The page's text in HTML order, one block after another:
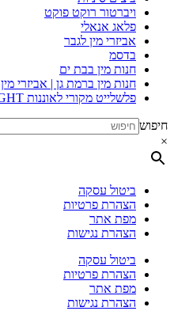
ויברטור רוקט פוקט
פלאג אנאלי
אביזרי מין לגבר
בדסמ
חנות מין בבת ים
חנות מין ברמת גן | אביזרי מין
פלשלייט מקורי לאוננות FLESHLIGHT
חיפוש
×
ביטול עסקה
הצהרת פרטיות
מפת אתר
הצהרת נגישות
ביטול עסקה
הצהרת פרטיות
מפת אתר
הצהרת נגישות